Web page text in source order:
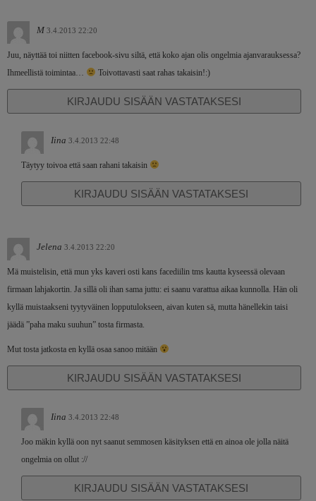
M 3.4.2013 22:20
Juu, näyttää toi niitten facebook-sivu siltä, että koko ajan olis ongelmia ajanvarauksessa?
Ihmeellistä toimintaa…
Toivottavasti saat rahas takaisin!:)
KIRJAUDU SISÄÄN VASTATAKSESI
Iina 3.4.2013 22:48
Täytyy toivoa että saan rahani takaisin
KIRJAUDU SISÄÄN VASTATAKSESI
Jelena 3.4.2013 22:20
Mä muistelisin, että mun yks kaveri osti kans facediilin tms kautta kyseessä olevaan
firmaan lahjakortin. Ja sillä oli ihan sama juttu: ei saanu varattua aikaa kunnolla. Hän oli
kyllä muistaakseni tyytyväinen lopputulokseen, aivan kuten sä, mutta hänellekin taisi
jäädä ”paha maku suuhun” tosta firmasta.
Mut tosta jatkosta en kyllä osaa sanoo mitään
KIRJAUDU SISÄÄN VASTATAKSESI
Iina 3.4.2013 22:48
Joo mäkin kyllä oon nyt saanut semmosen käsityksen että en ainoa ole jolla näitä
ongelmia on ollut ://
KIRJAUDU SISÄÄN VASTATAKSESI